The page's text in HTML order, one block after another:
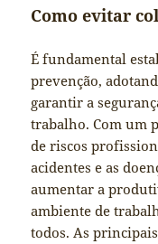
Como evitar
É fundamental
prevenção,
garantir a
trabalho. Com um
de riscos
acidentes e as
aumentar a
ambiente de
todos. As